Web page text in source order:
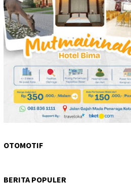
OTOMOTIF
BERITA POPULER